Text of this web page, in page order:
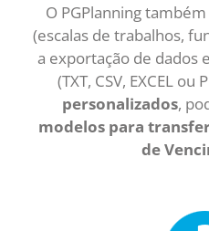
O PGPlanning
(escalas de trabalhos,
a exportação de
(TXT, CSV, EXCEL ou
personalizados,
modelos para
de